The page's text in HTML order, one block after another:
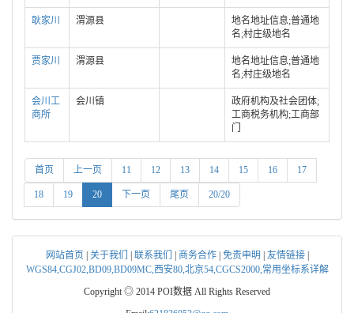
耿家川 渭源县
地名地址信息;普通地
名;村庄级地名
贾家川 渭源县
地名地址信息;普通地
名;村庄级地名
会川工
商所
会川镇
政府机构及社会团体;
工商税务机构;工商部
门
首页 上一页 11 12 13 14 15 16 17
18 19 20 下一页 尾页 20/20
网站首页| 关于我们 | 联系我们 | 商务合作| 免责申明 | 友情链接|
WGS84,CGJ02,BD09,BD09MC,西安80,北京54,CGCS2000,常用坐标系详解
Copyright ◎ 2014 POI数据 All Rights Reserved